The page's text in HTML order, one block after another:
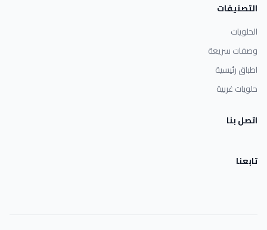
التصنيفات
الحلويات
وصفات سريعة
اطباق رئيسية
حلويات غربية
اتصل بنا
تابعنا